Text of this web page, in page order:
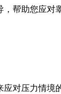
，帮助您应对
应对压力情境